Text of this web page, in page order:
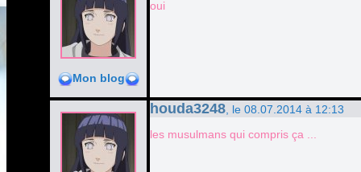
Mon blog
oui
houda3248 , le 08.07.2014 à 12:13
les musulmans qui compris ça ...